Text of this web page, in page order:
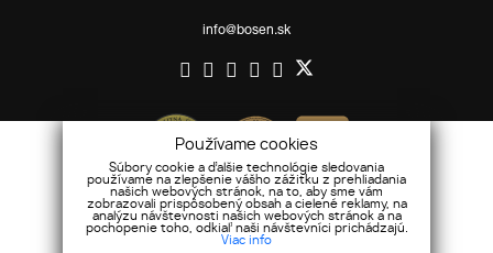
Používame cookies
Súbory cookie a ďalšie technológie sledovania
používame na zlepšenie vášho zážitku z prehliadania
našich webových stránok, na to, aby sme vám
zobrazovali prispôsobený obsah a cielené reklamy, na
analýzu návštevnosti našich webových stránok a na
pochopenie toho, odkiaľ naši návštevníci prichádzajú.
Viac info
info@bosen.sk